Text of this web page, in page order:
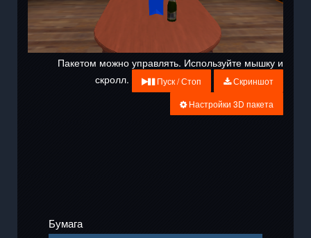
Пакетом можно управлять. Используйте мышку и
скролл.
Пуск / Стоп
Скриншот
Настройки 3D пакета
Бумага